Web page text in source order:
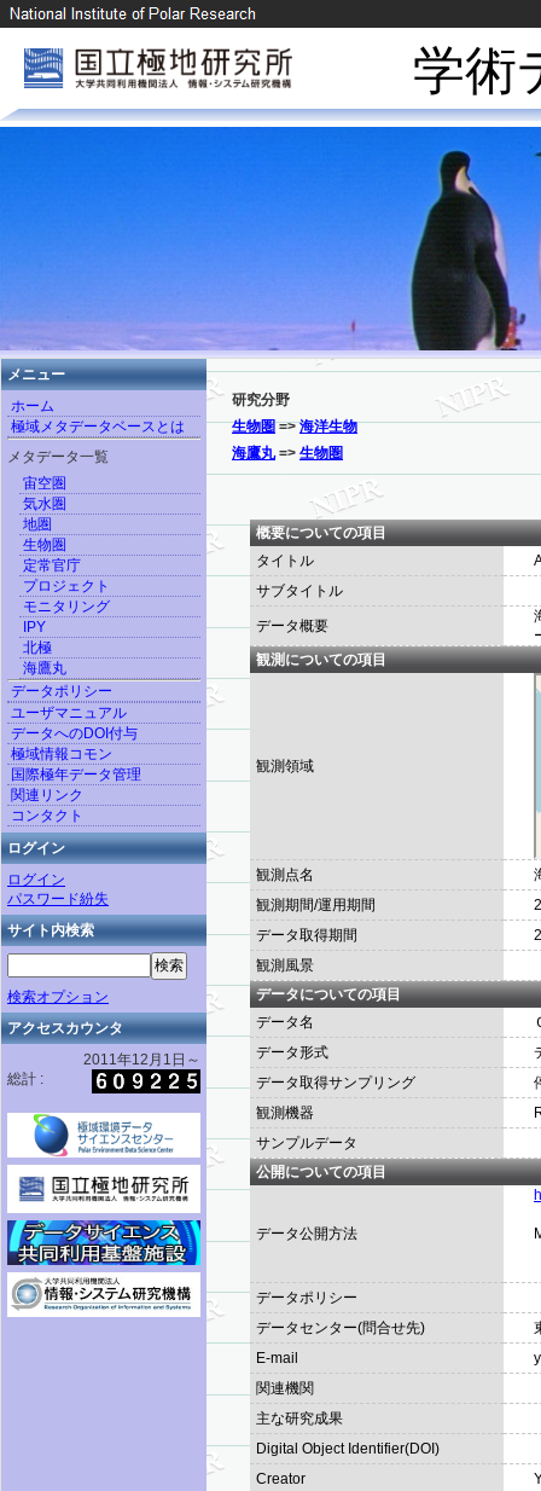
学術
メニュー
ホーム
極域メタデータベースとは
メタデータ一覧
宙空圏
気水圏
地圏
生物圏
定常官庁
プロジェクト
モニタリング
IPY
北極
海鷹丸
データポリシー
ユーザマニュアル
データへのDOI付与
極域情報コモン
国際極年データ管理
関連リンク
コンタクト
ログイン
ログイン
パスワード紛失
サイト内検索
検索オプション
アクセスカウンタ
2011年12月1日～
総計 :
研究分野
生物圏=>海洋生物
海鷹丸=> 生物圏
概要についての項目
タイトル
サブタイトル
データ概要
観測についての項目
観測領域
観測点名
観測期間/運用期間
データ取得期間
観測風景
データについての項目
データ名
データ形式
データ取得サンプリング
観測機器
サンプルデータ
公開についての項目
データ公開方法
データポリシー
データセンター(問合せ先)
E-mail
関連機関
主な研究成果
Digital Object Identifier(DOI)
Creator